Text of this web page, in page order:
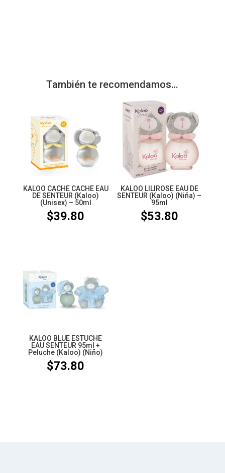
También te recomendamos…
KALOO CACHE CACHE EAU
DE SENTEUR (Kaloo)
(Unisex) – 50ml
$39.80
KALOO LILIROSE EAU DE
SENTEUR (Kaloo) (Niña) –
95ml
$53.80
KALOO BLUE ESTUCHE
EAU SENTEUR 95ml +
Peluche (Kaloo) (Niño)
$73.80